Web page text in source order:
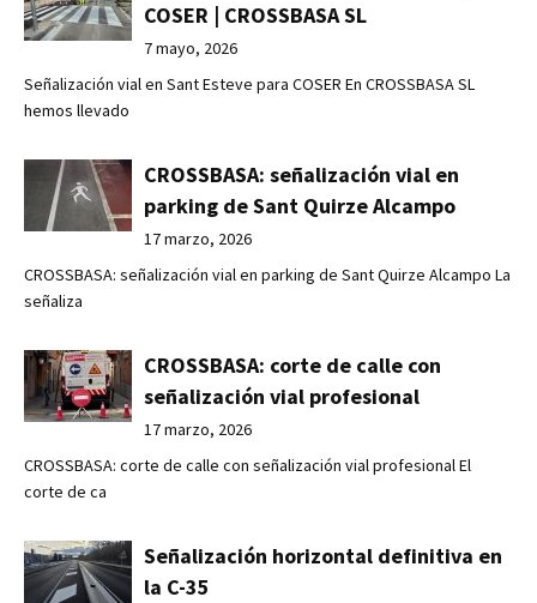
COSER | CROSSBASA SL
7 mayo, 2026
Señalización vial en Sant Esteve para COSER En CROSSBASA SL
hemos llevado
CROSSBASA: señalización vial en
parking de Sant Quirze Alcampo
17 marzo, 2026
CROSSBASA: señalización vial en parking de Sant Quirze Alcampo La
señaliza
CROSSBASA: corte de calle con
señalización vial profesional
17 marzo, 2026
CROSSBASA: corte de calle con señalización vial profesional El
corte de ca
Señalización horizontal definitiva en
la C-35